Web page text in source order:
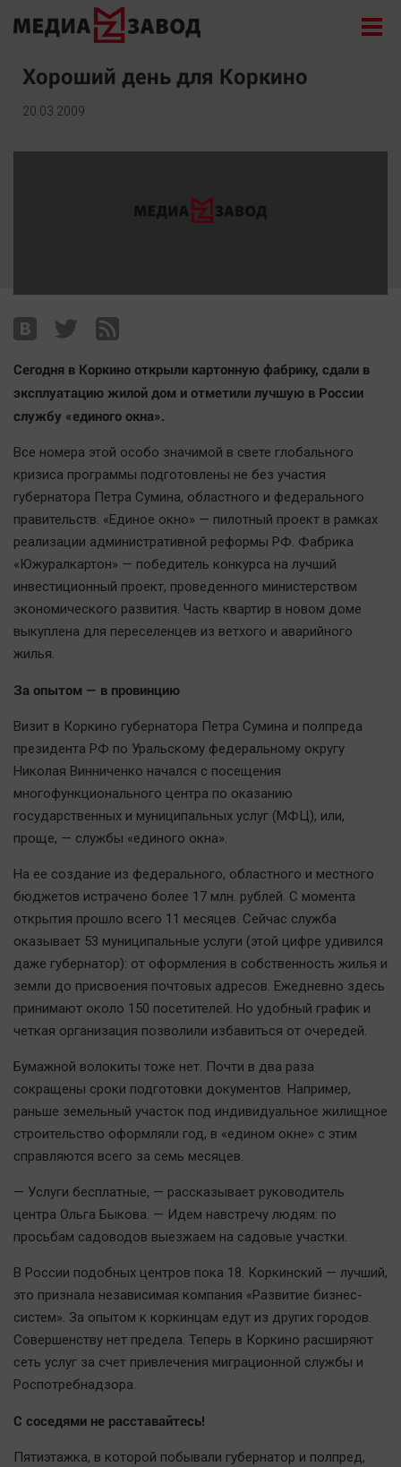
Новости
Курилка
Поиск
Архив
Наша победа
Политика
Экономика
Происшествия
Здоровье
Курилка
Мнения
Отраслевые темы
Образование
Автомобили
XX век: криминальные уроки
Банки
Медиаграмотность
Медицина
Новости компаний
Спецпроект
Другие рубрики
Bookworms
English version
Online-консультация
Актуальная тема
Блогеркуль
Быстрый медиазавод
Вирус чтения
Вкусное
Дети
ЖКХ
Хороший день для Коркино
20.03.2009
Сегодня в Коркино открыли картонную фабрику, сдали в
эксплуатацию жилой дом и отметили лучшую в России
службу «единого окна».
Все номера этой особо значимой в свете глобального
кризиса программы подготовлены не без участия
губернатора Петра Сумина, областного и федерального
правительств. «Единое окно» — пилотный проект в рамках
реализации административной реформы РФ. Фабрика
«Южуралкартон» — победитель конкурса на лучший
инвестиционный проект, проведенного министерством
экономического развития. Часть квартир в новом доме
выкуплена для переселенцев из ветхого и аварийного
жилья.
За опытом — в провинцию
Визит в Коркино губернатора Петра Сумина и полпреда
президента РФ по Уральскому федеральному округу
Николая Винниченко начался с посещения
многофункционального центра по оказанию
государственных и муниципальных услуг (МФЦ), или,
проще, — службы «единого окна».
На ее создание из федерального, областного и местного
бюджетов истрачено более 17 млн. рублей. С момента
открытия прошло всего 11 месяцев. Сейчас служба
оказывает 53 муниципальные услуги (этой цифре удивился
даже губернатор): от оформления в собственность жилья и
земли до присвоения почтовых адресов. Ежедневно здесь
принимают около 150 посетителей. Но удобный график и
четкая организация позволили избавиться от очередей.
Бумажной волокиты тоже нет. Почти в два раза
сокращены сроки подготовки документов. Например,
раньше земельный участок под индивидуальное жилищное
строительство оформляли год, в «едином окне» с этим
справляются всего за семь месяцев.
— Услуги бесплатные, — рассказывает руководитель
центра Ольга Быкова. — Идем навстречу людям: по
просьбам садоводов выезжаем на садовые участки.
В России подобных центров пока 18. Коркинский — лучший,
это признала независимая компания «Развитие бизнес-
систем». За опытом к коркинцам едут из других городов.
Совершенству нет предела. Теперь в Коркино расширяют
сеть услуг за счет привлечения миграционной службы и
Роспотребнадзора.
С соседями не расставайтесь!
Пятиэтажка, в которой побывали губернатор и полпред,